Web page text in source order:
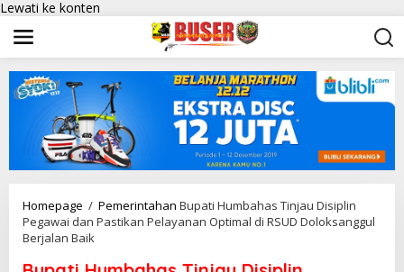
Lewati ke konten
Homepage / Pemerintahan Bupati Humbahas Tinjau Disiplin
Pegawai dan Pastikan Pelayanan Optimal di RSUD Doloksanggul
Berjalan Baik